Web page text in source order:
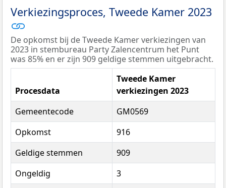
Verkiezingsproces, Tweede Kamer 2023
De opkomst bij de Tweede Kamer verkiezingen van
2023 in stembureau Party Zalencentrum het Punt
was 85% en er zijn 909 geldige stemmen uitgebracht.
Procesdata
Tweede Kamer
verkiezingen 2023
Gemeentecode
GM0569
Opkomst
916
Geldige stemmen
909
Ongeldig
3